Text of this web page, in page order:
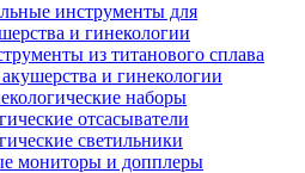
инструменты для
и гинекологии
из титанового сплава
акушерства и гинекологии
наборы
отсасыватели
светильники
мониторы и допплеры